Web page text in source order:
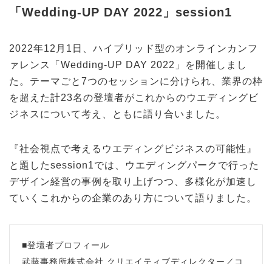
「Wedding-UP DAY 2022」session1
2022年12月1日、ハイブリッド型のオンラインカンフ
ァレンス「Wedding-UP DAY 2022」を開催しまし
た。テーマごと7つのセッションに分けられ、業界の枠
を超えた計23名の登壇者がこれからのウエディングビ
ジネスについて考え、ともに語り合いました。
『社会視点で考えるウエディングビジネスの可能性』
と題したsession1では、ウエディングパークで行った
デザイン経営の事例を取り上げつつ、多様化が加速し
ていくこれからの企業のあり方について語りました。
■登壇者プロフィール
武藤事務所株式会社 クリエイティブディレクター／コ